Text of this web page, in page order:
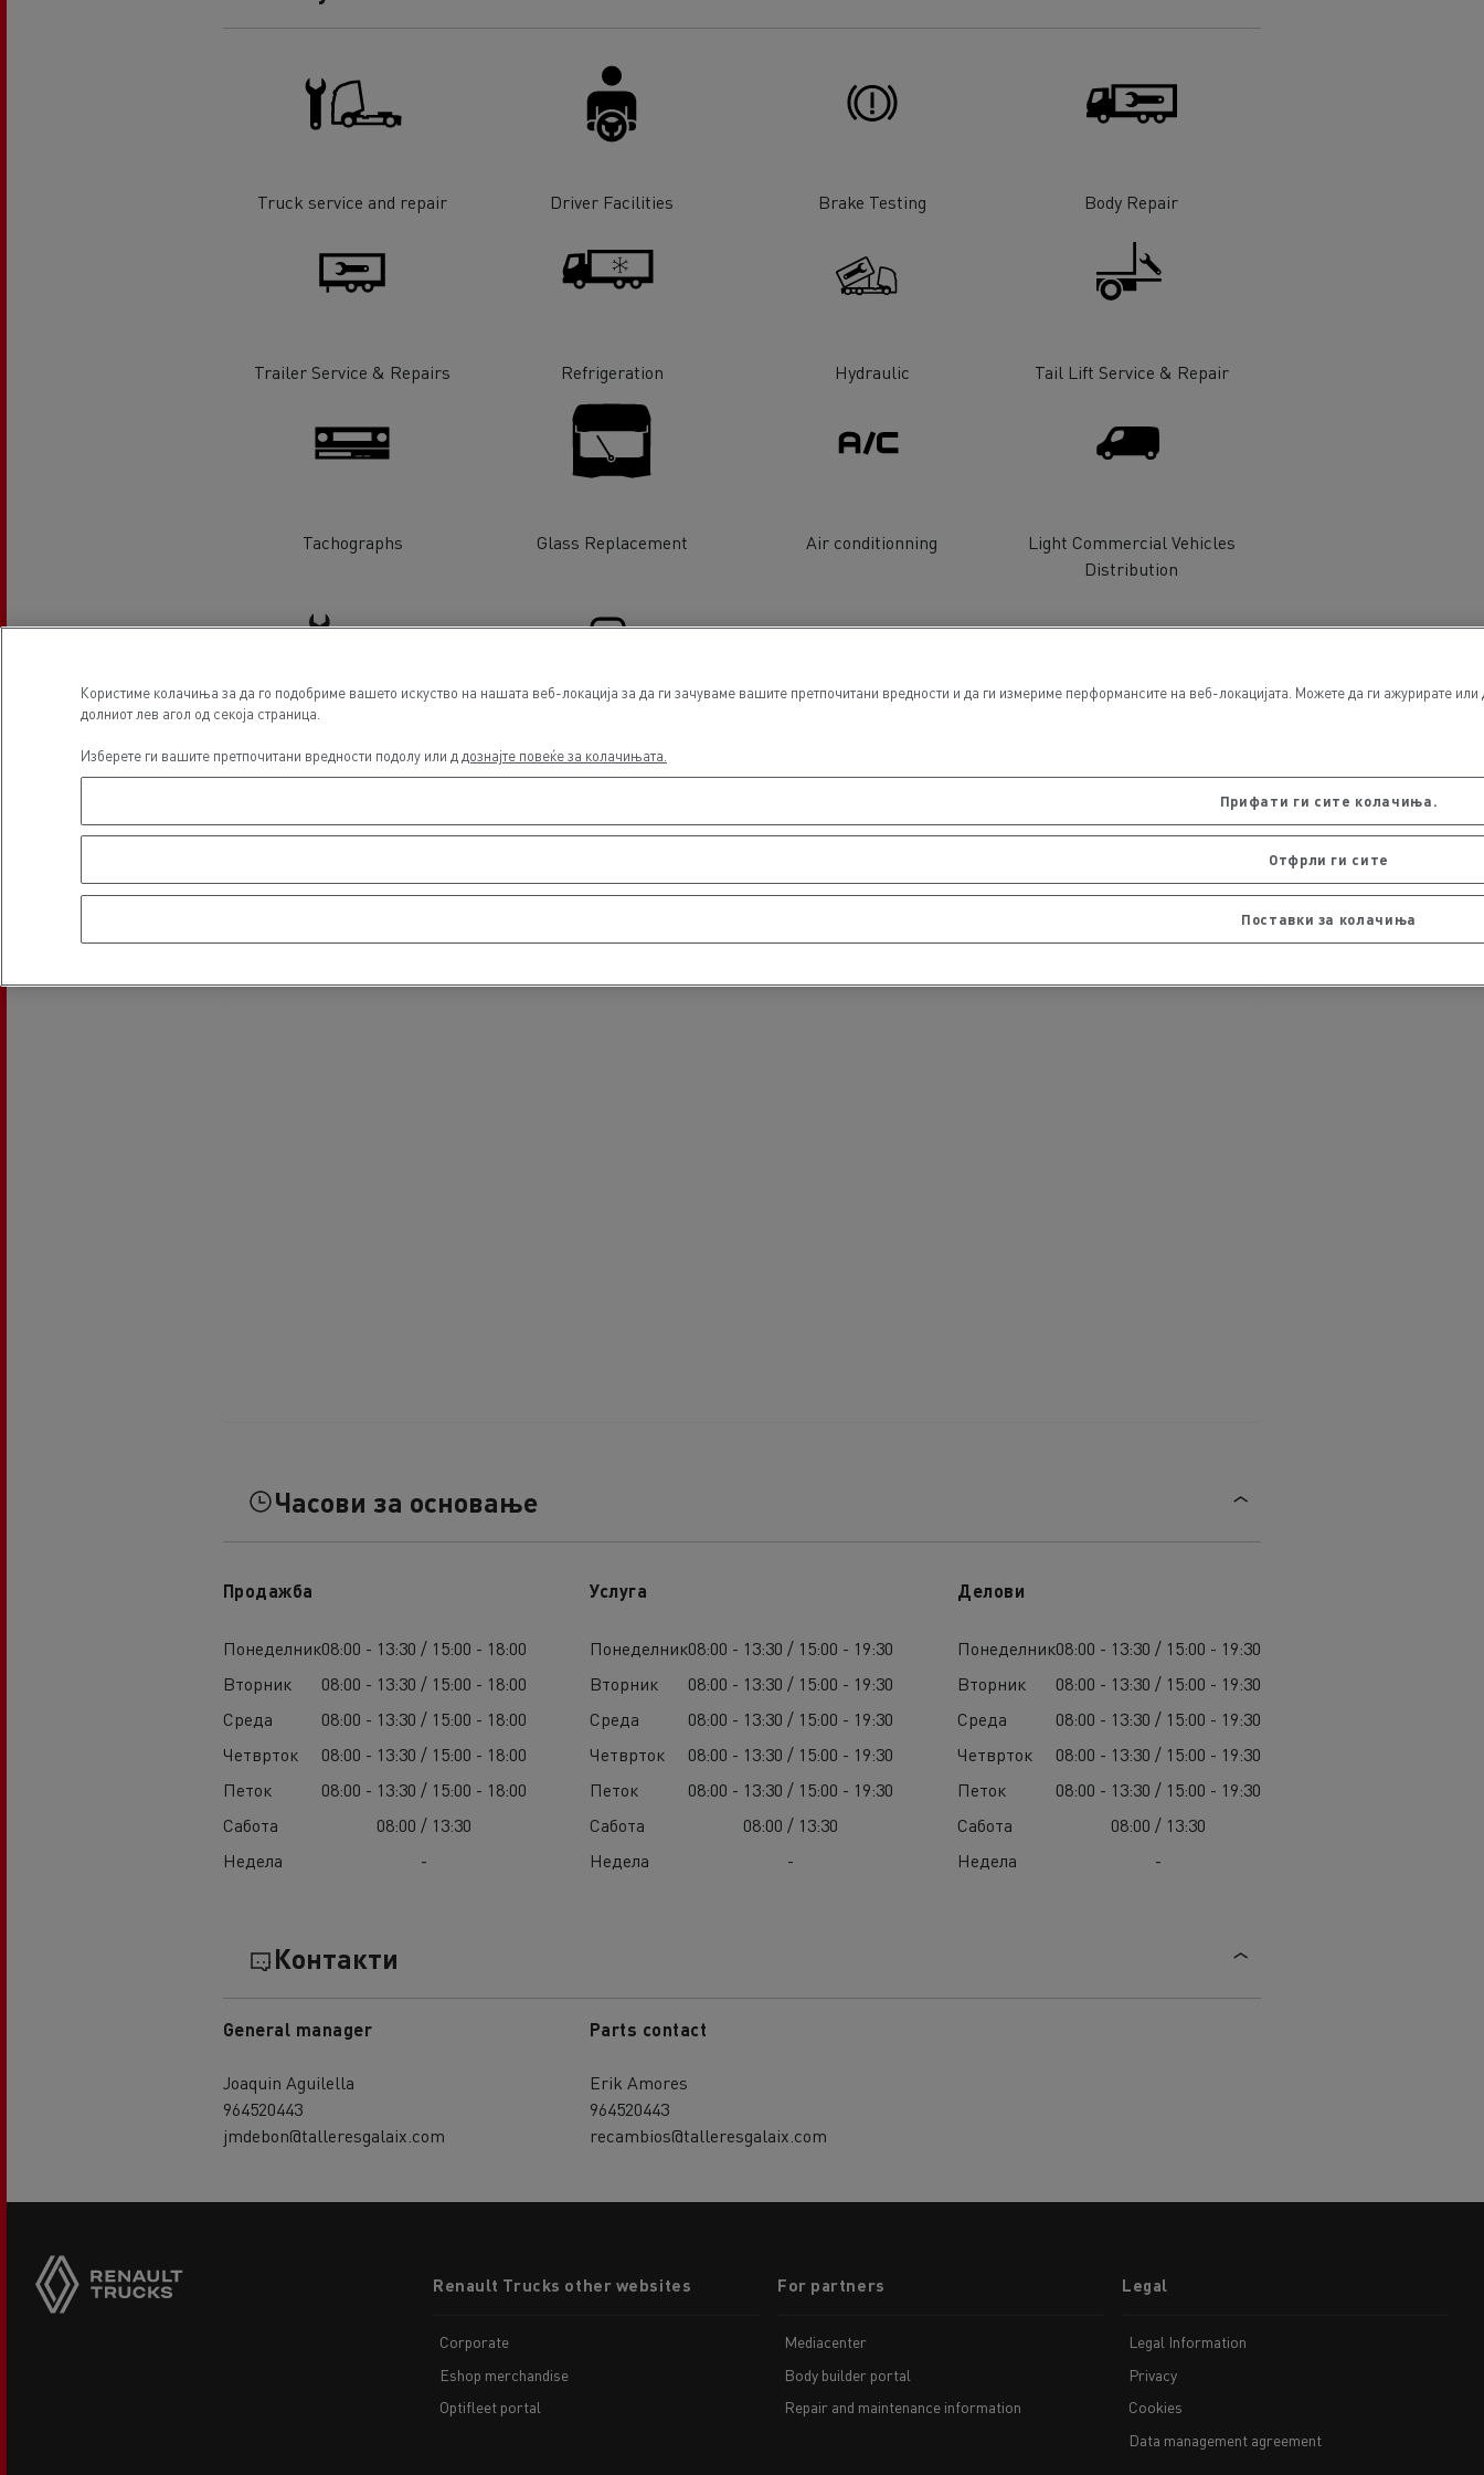
Truck service and repair Driver Facilities Brake Testing Body Repair
Trailer Service & Repairs Refrigeration Hydraulic Tail Lift Service & Repair
Tachographs Glass Replacement Air conditionning
Light Commercial Vehicles
Distribution
Service and Repair
Часови за основање
Продажба
Понеделник08:00 - 13:30 / 15:00 - 18:00
Вторник
08:00 - 13:30 / 15:00 - 18:00
Среда
08:00 - 13:30 / 15:00 - 18:00
Четврток
08:00 - 13:30 / 15:00 - 18:00
Петок
08:00 - 13:30 / 15:00 - 18:00
Сабота
08:00 / 13:30
Недела
-
Услуга
Понеделник08:00 - 13:30 / 15:00 - 19:30
Вторник
08:00 - 13:30 / 15:00 - 19:30
Среда
08:00 - 13:30 / 15:00 - 19:30
Четврток
08:00 - 13:30 / 15:00 - 19:30
Петок
08:00 - 13:30 / 15:00 - 19:30
Сабота
08:00 / 13:30
Недела
-
Делови
Понеделник08:00 - 13:30 / 15:00 - 19:30
Вторник
08:00 - 13:30 / 15:00 - 19:30
Среда
08:00 - 13:30 / 15:00 - 19:30
Четврток
08:00 - 13:30 / 15:00 - 19:30
Петок
08:00 - 13:30 / 15:00 - 19:30
Сабота
08:00 / 13:30
Недела
-
Контакти
General manager
Joaquin Aguilella
964520443
jmdebon@talleresgalaix.com
Parts contact
Erik Amores
964520443
recambios@talleresgalaix.com
menuRenault Trucks other websites
Corporate
Eshop merchandise
Optifleet portal
For partners
Mediacenter
Body builder portal
Repair and maintenance information
Legal
Legal Information
Privacy
Cookies
Data management agreement
Користиме колачиња за да го подобриме вашето искуство на нашата веб-локација за да ги зачуваме вашите претпочитани вредности и да ги измериме перформансите на веб-локацијата. Можете да ги ажурирате
долниот лев агол од секоја страница.
Изберете ги вашите претпочитани вредности подолу или д дознајте повеќе за колачињата.
Прифати ги сите колачиња.
Отфрли ги сите
Поставки за колачиња